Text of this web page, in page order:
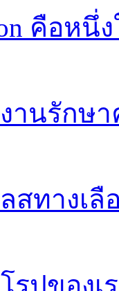
คือห
านรักษ
สทางเ
รปของ